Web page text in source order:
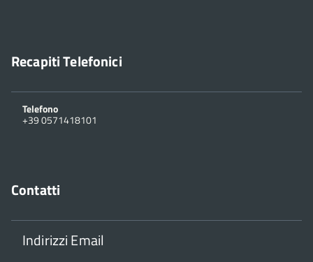
Recapiti Telefonici
Telefono
+39 0571418101
Contatti
Indirizzi Email